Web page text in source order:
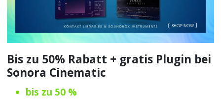
Bis zu 50% Rabatt + gratis Plugin bei
Sonora Cinematic
bis zu 50 %